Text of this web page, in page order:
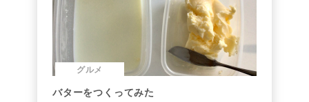
グルメ
バターをつくってみた